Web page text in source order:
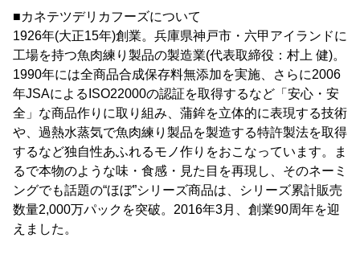
■カネテツデリカフーズについて
1926年(大正15年)創業。兵庫県神戸市・六甲アイランドに
工場を持つ魚肉練り製品の製造業(代表取締役：村上 健)。
1990年には全商品合成保存料無添加を実施、さらに2006
年JSAによるISO22000の認証を取得するなど「安心・安
全」な商品作りに取り組み、蒲鉾を立体的に表現する技術
や、過熱水蒸気で魚肉練り製品を製造する特許製法を取得
するなど独自性あふれるモノ作りをおこなっています。ま
るで本物のような味・食感・見た目を再現し、そのネーミ
ングでも話題の“ほぼ”シリーズ商品は、シリーズ累計販売
数量2,000万パックを突破。2016年3月、創業90周年を迎
えました。